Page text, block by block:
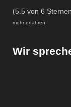
(5.5 von 6
mehr erfahren
Wir